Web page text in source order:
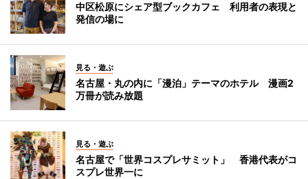
中区松原にシェア型ブックカフェ 利用者の表現と
発信の場に
見る・遊ぶ
名古屋・丸の内に「漫泊」テーマのホテル 漫画2
万冊が読み放題
見る・遊ぶ
名古屋で「世界コスプレサミット」 香港代表がコ
スプレ世界一に